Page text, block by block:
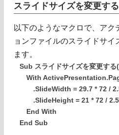
スライドサイズを変更す
以下のようなマクロで、アク
ョンファイルのスライドサイ
ます。
Sub スライドサイズを変更する
With
.SlideWidth = 29.7 * 72 /
.SlideHeight = 21 * 72 /
End With
End Sub